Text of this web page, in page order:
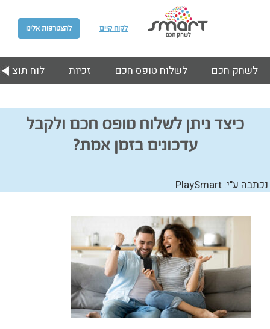
להצטרפות אלינו לקוח קיים
לוח זכיות לשלוח טופס חכם לשחק חכם
כיצד ניתן לשלוח טופס חכם ולקבל
עדכונים בזמן אמת?
נכתבה ע"י: PlaySmart